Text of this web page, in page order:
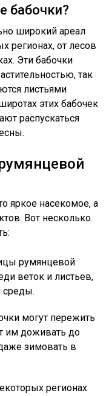
бабочки?
широкий ареал
регионах, от лесов
Эти бабочки
так
листьями
этих бабочек
распускаться
яркое насекомое, а
Вот несколько
румянцевой
веток и листьев,
среды.
могут пережить
им доживать до
зимовать в
регионах